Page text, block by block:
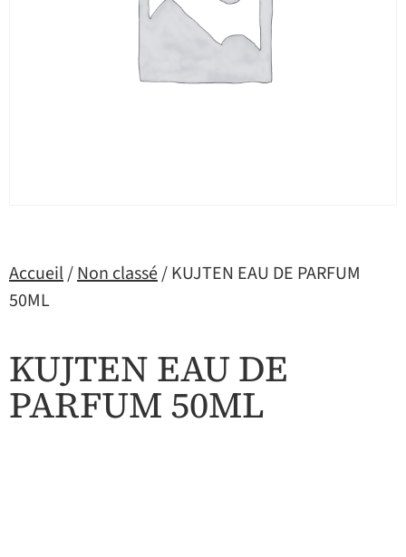
Accueil/Non classé/ KUJTEN EAU DE PARFUM
50ML
KUJTEN EAU DE
PARFUM 50ML